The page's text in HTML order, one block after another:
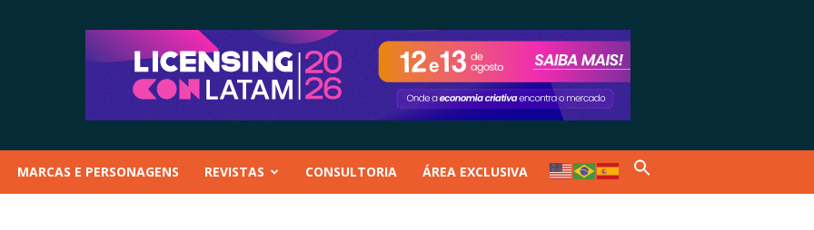
MARCAS E PERSONAGENS REVISTAS CONSULTORIA ÁREA EXCLUSIVA